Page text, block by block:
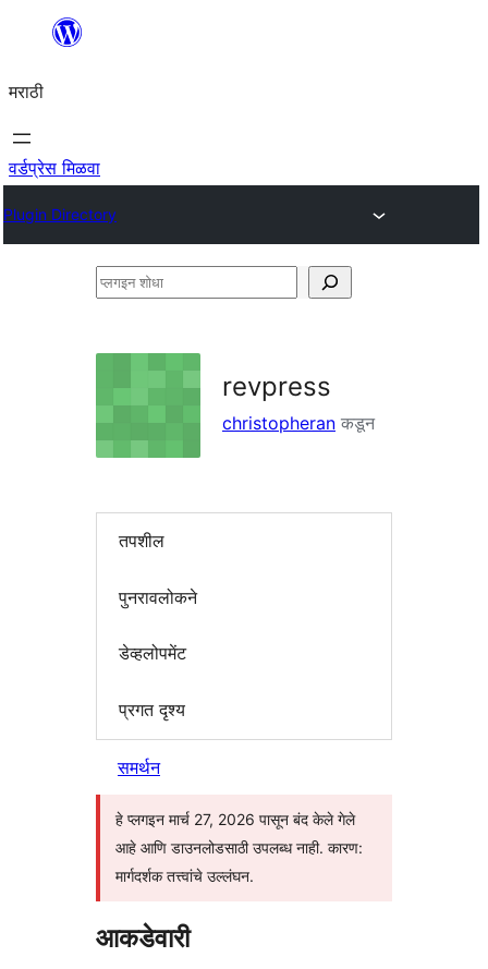
सामुग्रीवर
मराठी
वर्डप्रेस मिळवा
Plugin Directory
प्लगइन
revpress
christopheran कडून
तपशील
पुनरावलोकने
डेव्हलोपमेंट
प्रगत दृश्य
समर्थन
हे प्लगइन मार्च 27, 2026 पासून बंद केले गेले
आहे आणि डाउनलोडसाठी उपलब्ध नाही. कारण:
मार्गदर्शक तत्त्वांचे उल्लंघन.
आकडेवारी